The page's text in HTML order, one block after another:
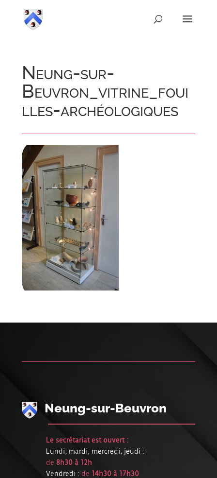
Neung-sur-
Beuvron_vitrine_foui
lles-archéologiques
Neung-sur-Beuvron
Le secrétariat est ouvert :
Lundi, mardi, mercredi, jeudi :
de 8h30 à 12h
Vendredi : de 14h30 à 17h30